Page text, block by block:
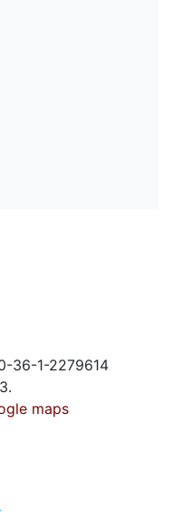
36-1-2279614
maps